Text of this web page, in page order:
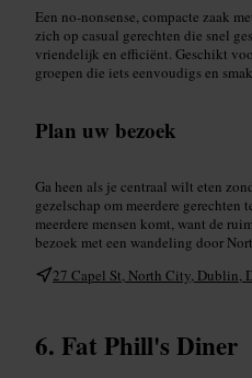
Een no-nonsense, compacte zaak
zich op casual gerechten die snel
vriendelijk en efficiënt. Geschikt
groepen die iets eenvoudigs en
Plan uw bezoek
Ga heen als je centraal wilt eten
gezelschap om meerdere gerechten
meerdere mensen komt, want de
bezoek met een wandeling door
27 Capel St, North City, Dublin,
Fat Phill's Diner